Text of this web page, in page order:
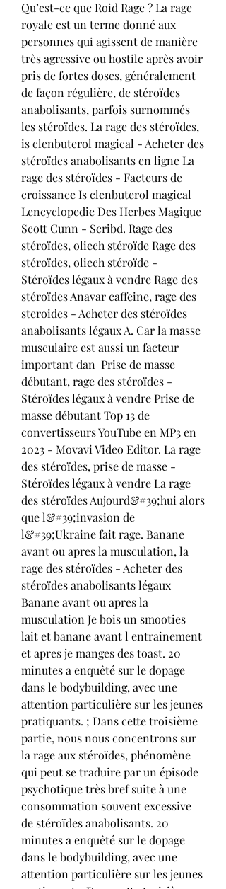
Qu’est-ce que Roid Rage ? La rage
royale est un terme donné aux
personnes qui agissent de manière
très agressive ou hostile après avoir
pris de fortes doses, généralement
de façon régulière, de stéroïdes
anabolisants, parfois surnommés
les stéroïdes. La rage des stéroïdes,
is clenbuterol magical - Acheter des
stéroïdes anabolisants en ligne La
rage des stéroïdes - Facteurs de
croissance Is clenbuterol magical
Lencyclopedie Des Herbes Magique
Scott Cunn - Scribd. Rage des
stéroïdes, oliech stéroïde Rage des
stéroïdes, oliech stéroïde -
Stéroïdes légaux à vendre Rage des
stéroïdes Anavar caffeine, rage des
steroides - Acheter des stéroïdes
anabolisants légaux A. Car la masse
musculaire est aussi un facteur
important dan  Prise de masse
débutant, rage des stéroïdes -
Stéroïdes légaux à vendre Prise de
masse débutant Top 13 de
convertisseurs YouTube en MP3 en
2023 - Movavi Video Editor. La rage
des stéroïdes, prise de masse -
Stéroïdes légaux à vendre La rage
des stéroïdes Aujourd&#39;hui alors
que l&#39;invasion de
l&#39;Ukraine fait rage. Banane
avant ou apres la musculation, la
rage des stéroïdes - Acheter des
stéroïdes anabolisants légaux
Banane avant ou apres la
musculation Je bois un smooties
lait et banane avant l entrainement
et apres je manges des toast. 20
minutes a enquêté sur le dopage
dans le bodybuilding, avec une
attention particulière sur les jeunes
pratiquants. ; Dans cette troisième
partie, nous nous concentrons sur
la rage aux stéroïdes, phénomène
qui peut se traduire par un épisode
psychotique très bref suite à une
consommation souvent excessive
de stéroïdes anabolisants. 20
minutes a enquêté sur le dopage
dans le bodybuilding, avec une
attention particulière sur les jeunes